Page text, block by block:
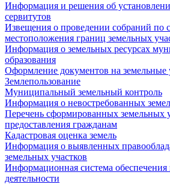
Информация и решения об
сервитутов
Извещения о проведении собраний по
местоположения границ земельных
Информация о земельных ресурсах
образования
Оформление документов на земельные
Землепользование
Муниципальный земельный контроль
Информация о невостребованных
Перечень сформированных земельных
предоставления гражданам
Кадастровая оценка земель
Информация о выявленных
земельных участков
Информационная система обеспечения
деятельности